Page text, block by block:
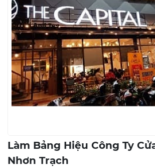
Làm Bảng Hiệu Công Ty
Nhơn Trạch